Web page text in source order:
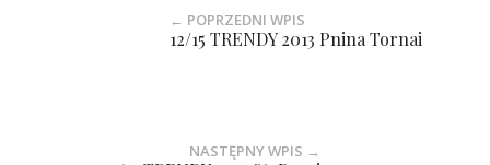
← POPRZEDNI WPIS
12/15 TRENDY 2013 Pnina Tornai
NASTĘPNY WPIS →